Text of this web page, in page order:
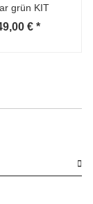
grün KIT
€ *